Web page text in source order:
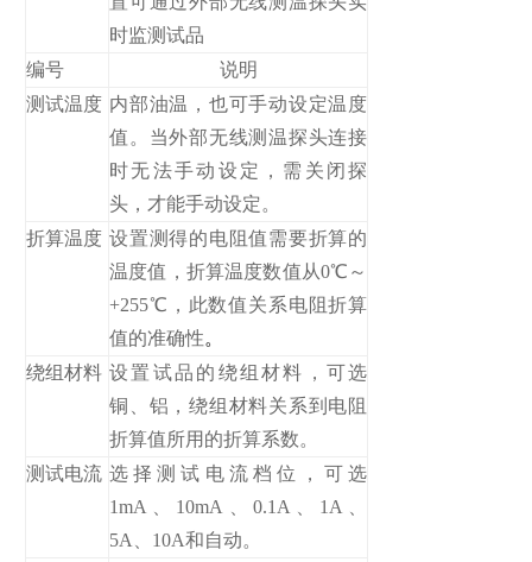
时监测试品
编号
说明
测试温度 内部油温，也可手动设定温度
值。当外部无线测温探头连接
时无法手动设定，需关闭探
头，才能手动设定。
折算温度 设置测得的电阻值需要折算的
温度值，折算温度数值从0℃～
+255℃，此数值关系电阻折算
值的准确性。
绕组材料 设置试品的绕组材料，可选
铜、铝，绕组材料关系到电阻
折算值所用的折算系数。
测试电流 选择测试电流档位，可选
1mA、10mA、0.1A、1A、
5A、10A和自动。